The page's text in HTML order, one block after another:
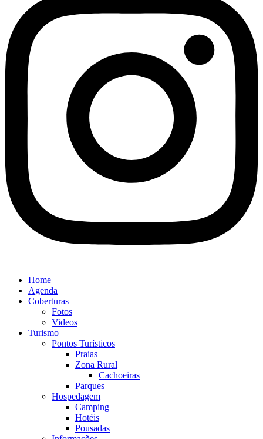
Home
Agenda
Coberturas
Fotos
Videos
Turismo
Pontos Turísticos
Praias
Zona Rural
Cachoeiras
Parques
Hospedagem
Camping
Hotéis
Pousadas